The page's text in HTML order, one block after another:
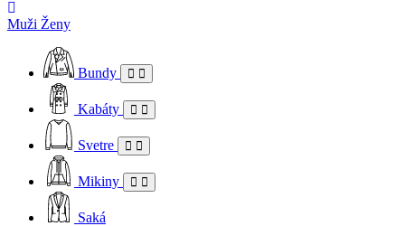
Muži Ženy
Bundy
Kabáty
Svetre
Mikiny
Saká